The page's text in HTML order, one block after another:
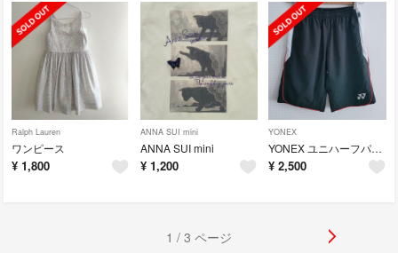
Ralph Lauren
ワンピース
¥ 1,800
ANNA SUI mini
ANNA SUI mini
¥ 1,200
YONEX
YONEX ユニハーフパンツ S
¥ 2,500
1 / 3 ページ